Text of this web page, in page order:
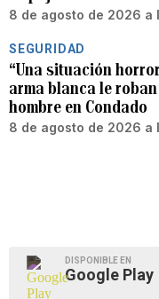
8 de agosto de 2026 a
SEGURIDAD
“Una situación
arma blanca le
hombre en Condado
8 de agosto de 2026 a
DISPONIBLE EN
Google Play